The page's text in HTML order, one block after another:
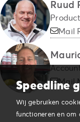
Ruud
Mail
Mail
Speedline
Wij gebruiken
functioneren en om